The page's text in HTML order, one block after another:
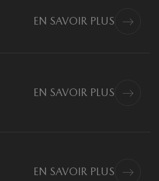
EN SAVOIR PLUS
EN SAVOIR PLUS
EN SAVOIR PLUS